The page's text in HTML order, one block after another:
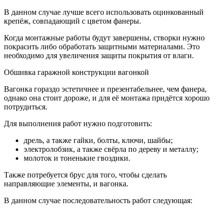
В данном случае лучше всего использовать оцинкованный
крепёж, совпадающий с цветом фанеры.
Когда монтажные работы будут завершены, створки нужно
покрасить либо обработать защитными материалами. Это
необходимо для увеличения защиты покрытия от влаги.
Обшивка гаражной конструкции вагонкой
Вагонка гораздо эстетичнее и презентабельнее, чем фанера,
однако она стоит дороже, и для её монтажа придётся хорошо
потрудиться.
Для выполнения работ нужно подготовить:
дрель, а также гайки, болты, ключи, шайбы;
электролобзик, а также свёрла по дереву и металлу;
молоток и тоненькие гвоздики.
Также потребуется брус для того, чтобы сделать
направляющие элементы, и вагонка.
В данном случае последовательность работ следующая: